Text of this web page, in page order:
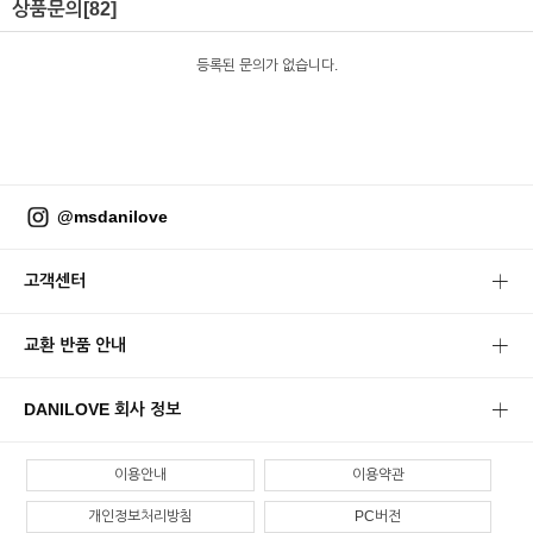
상품문의 [82]
등록된 문의가 없습니다.
@msdanilove
고객센터
교환 반품 안내
DANILOVE 회사 정보
이용안내 이용약관
개인정보처리방침 PC버전